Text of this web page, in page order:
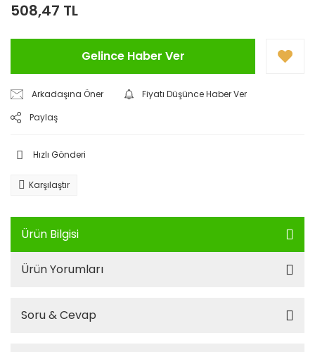
508,47 TL
Gelince Haber Ver
Arkadaşına Öner
Fiyatı Düşünce Haber Ver
Paylaş
Hızlı Gönderi
Karşılaştır
Ürün Bilgisi
Ürün Yorumları
Soru & Cevap